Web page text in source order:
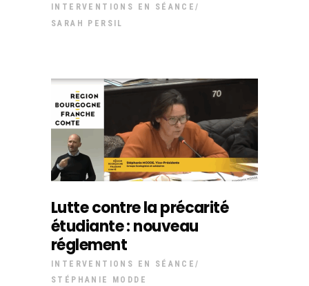
INTERVENTIONS EN SÉANCE
SARAH PERSIL
Lutte contre la précarité
étudiante : nouveau
réglement
INTERVENTIONS EN SÉANCE
STÉPHANIE MODDE